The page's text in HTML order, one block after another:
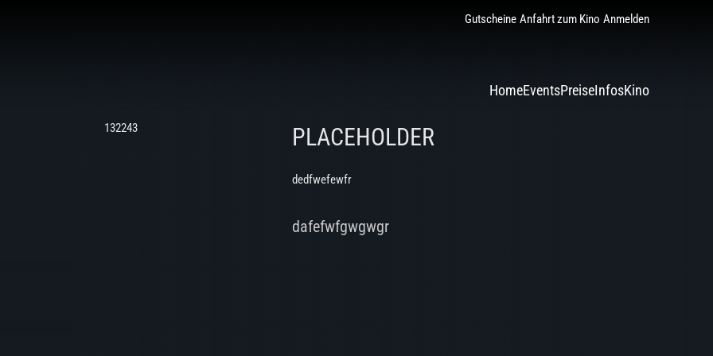
Gutscheine Anfahrt zum Kino Anmelden
HomeEventsPreiseInfosKino
132243 PLACEHOLDER
dedfwefewfr
dafefwfgwgwgr